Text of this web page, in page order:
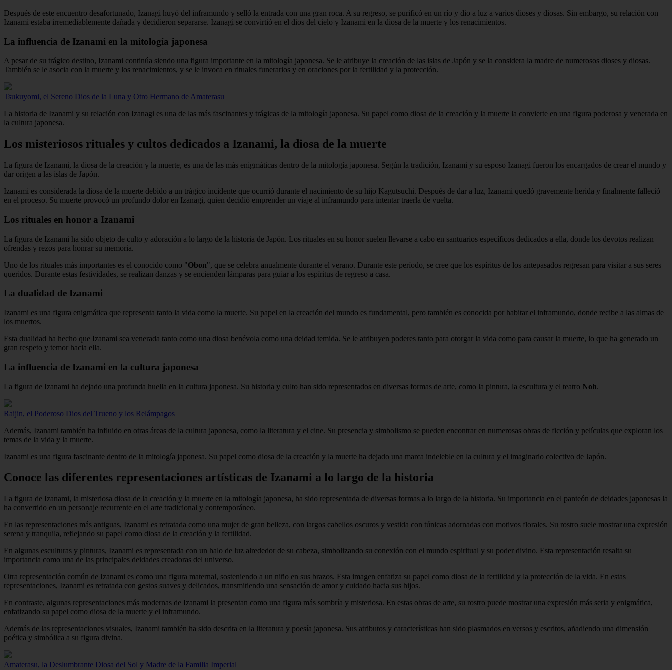
Después de este encuentro desafortunado, Izanagi huyó del inframundo y selló la entrada con una gran roca. A su regreso, se purificó en un río y dio a luz a varios dioses y diosas. Sin embargo, su relación con
Izanami estaba irremediablemente dañada y decidieron separarse. Izanagi se convirtió en el dios del cielo y Izanami en la diosa de la muerte y los renacimientos.
La influencia de Izanami en la mitología japonesa
A pesar de su trágico destino, Izanami continúa siendo una figura importante en la mitología japonesa. Se le atribuye la creación de las islas de Japón y se la considera la madre de numerosos dioses y diosas.
También se le asocia con la muerte y los renacimientos, y se le invoca en rituales funerarios y en oraciones por la fertilidad y la protección.
Tsukuyomi, el Sereno Dios de la Luna y Otro Hermano de Amaterasu
La historia de Izanami y su relación con Izanagi es una de las más fascinantes y trágicas de la mitología japonesa. Su papel como diosa de la creación y la muerte la convierte en una figura poderosa y venerada en
la cultura japonesa.
Los misteriosos rituales y cultos dedicados a Izanami, la diosa de la muerte
La figura de Izanami, la diosa de la creación y la muerte, es una de las más enigmáticas dentro de la mitología japonesa. Según la tradición, Izanami y su esposo Izanagi fueron los encargados de crear el mundo y
dar origen a las islas de Japón.
Izanami es considerada la diosa de la muerte debido a un trágico incidente que ocurrió durante el nacimiento de su hijo Kagutsuchi. Después de dar a luz, Izanami quedó gravemente herida y finalmente falleció
en el proceso. Su muerte provocó un profundo dolor en Izanagi, quien decidió emprender un viaje al inframundo para intentar traerla de vuelta.
Los rituales en honor a Izanami
La figura de Izanami ha sido objeto de culto y adoración a lo largo de la historia de Japón. Los rituales en su honor suelen llevarse a cabo en santuarios específicos dedicados a ella, donde los devotos realizan
ofrendas y rezos para honrar su memoria.
Uno de los rituales más importantes es el conocido como "Obon", que se celebra anualmente durante el verano. Durante este período, se cree que los espíritus de los antepasados regresan para visitar a sus seres
queridos. Durante estas festividades, se realizan danzas y se encienden lámparas para guiar a los espíritus de regreso a casa.
La dualidad de Izanami
Izanami es una figura enigmática que representa tanto la vida como la muerte. Su papel en la creación del mundo es fundamental, pero también es conocida por habitar el inframundo, donde recibe a las almas de
los muertos.
Esta dualidad ha hecho que Izanami sea venerada tanto como una diosa benévola como una deidad temida. Se le atribuyen poderes tanto para otorgar la vida como para causar la muerte, lo que ha generado un
gran respeto y temor hacia ella.
La influencia de Izanami en la cultura japonesa
La figura de Izanami ha dejado una profunda huella en la cultura japonesa. Su historia y culto han sido representados en diversas formas de arte, como la pintura, la escultura y el teatro Noh.
Raijin, el Poderoso Dios del Trueno y los Relámpagos
Además, Izanami también ha influido en otras áreas de la cultura japonesa, como la literatura y el cine. Su presencia y simbolismo se pueden encontrar en numerosas obras de ficción y películas que exploran los
temas de la vida y la muerte.
Izanami es una figura fascinante dentro de la mitología japonesa. Su papel como diosa de la creación y la muerte ha dejado una marca indeleble en la cultura y el imaginario colectivo de Japón.
Conoce las diferentes representaciones artísticas de Izanami a lo largo de la historia
La figura de Izanami, la misteriosa diosa de la creación y la muerte en la mitología japonesa, ha sido representada de diversas formas a lo largo de la historia. Su importancia en el panteón de deidades japonesas la
ha convertido en un personaje recurrente en el arte tradicional y contemporáneo.
En las representaciones más antiguas, Izanami es retratada como una mujer de gran belleza, con largos cabellos oscuros y vestida con túnicas adornadas con motivos florales. Su rostro suele mostrar una expresión
serena y tranquila, reflejando su papel como diosa de la creación y la fertilidad.
En algunas esculturas y pinturas, Izanami es representada con un halo de luz alrededor de su cabeza, simbolizando su conexión con el mundo espiritual y su poder divino. Esta representación resalta su
importancia como una de las principales deidades creadoras del universo.
Otra representación común de Izanami es como una figura maternal, sosteniendo a un niño en sus brazos. Esta imagen enfatiza su papel como diosa de la fertilidad y la protección de la vida. En estas
representaciones, Izanami es retratada con gestos suaves y delicados, transmitiendo una sensación de amor y cuidado hacia sus hijos.
En contraste, algunas representaciones más modernas de Izanami la presentan como una figura más sombría y misteriosa. En estas obras de arte, su rostro puede mostrar una expresión más seria y enigmática,
enfatizando su papel como diosa de la muerte y el inframundo.
Además de las representaciones visuales, Izanami también ha sido descrita en la literatura y poesía japonesa. Sus atributos y características han sido plasmados en versos y escritos, añadiendo una dimensión
poética y simbólica a su figura divina.
Amaterasu, la Deslumbrante Diosa del Sol y Madre de la Familia Imperial